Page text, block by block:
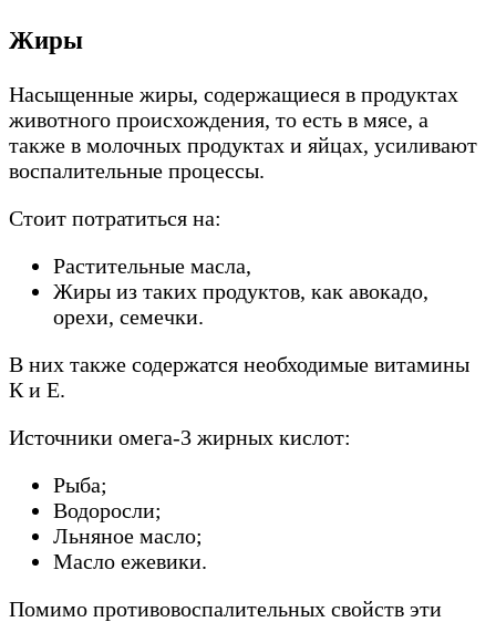
Жиры
Насыщенные жиры, содержащиеся в продуктах
животного происхождения, то есть в мясе, а
также в молочных продуктах и ​​яйцах, усиливают
воспалительные процессы.
Стоит потратиться на:
Растительные масла,
Жиры из таких продуктов, как авокадо,
орехи, семечки.
В них также содержатся необходимые витамины
К и Е.
Источники омега-3 жирных кислот:
Рыба;
Водоросли;
Льняное масло;
Масло ежевики.
Помимо противовоспалительных свойств эти